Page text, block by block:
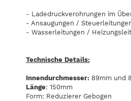
- Ladedruckverohrungen im
- Ansaugungen /
- Wasserleitungen /
Technische Details:
Innendurchmesser: 89mm und
Länge: 150mm
Form: Reduzierer Gebogen